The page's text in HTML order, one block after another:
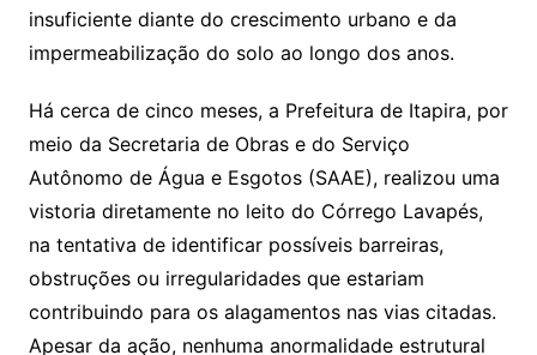
insuficiente diante do crescimento urbano e da
impermeabilização do solo ao longo dos anos.
Há cerca de cinco meses, a Prefeitura de Itapira, por
meio da Secretaria de Obras e do Serviço
Autônomo de Água e Esgotos (SAAE), realizou uma
vistoria diretamente no leito do Córrego Lavapés,
na tentativa de identificar possíveis barreiras,
obstruções ou irregularidades que estariam
contribuindo para os alagamentos nas vias citadas.
Apesar da ação, nenhuma anormalidade estrutural